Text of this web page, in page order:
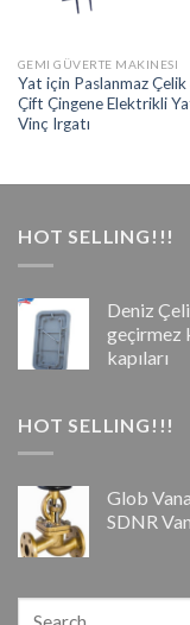
GEMI GÜVERTE MAKINESI
Yat için Paslanmaz
Çift Çingene Elektrikli
Vinç Irgatı
HOT SELLING!!!
Deniz
geçirmez
kapıları
HOT SELLING!!!
Glob
SDNR